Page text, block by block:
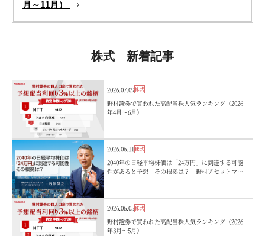
月～11月）
株式 新着記事
2026.07.09株式
野村證券で買われた高配当株人気ランキング（2026
年4月〜6月）
2026.06.11株式
2040年の日経平均株価は「24万円」に到達する可能
性があると予想 その根拠は？ 野村アセットマネ
2026.06.05株式
野村證券で買われた高配当株人気ランキング（2026
年3月〜5月）